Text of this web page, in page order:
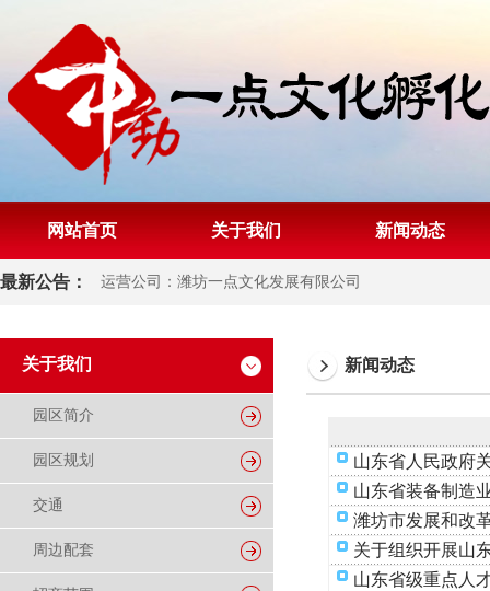
网站首页 关于我们 新闻动态
最新公告： 运营公司：潍坊一点文化发展有限公司
关于我们
园区简介
园区规划
交通
周边配套
新闻动态
山东省人民政府
山东省装备制造
潍坊市发展和改
关于组织开展山
山东省级重点人